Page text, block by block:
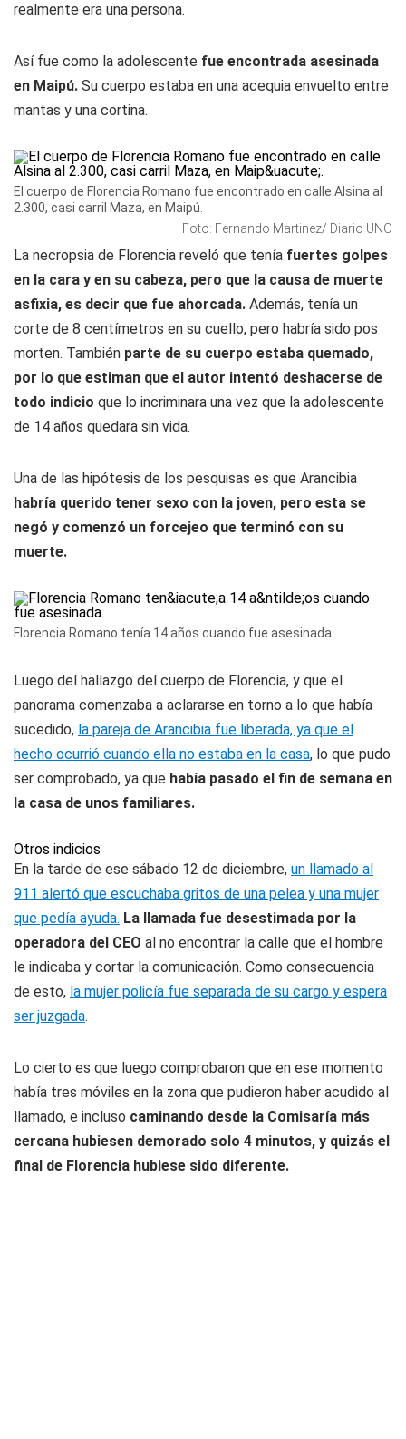
realmente era una persona.
Así fue como la adolescente fue encontrada asesinada
en Maipú. Su cuerpo estaba en una acequia envuelto entre
mantas y una cortina.
El cuerpo de Florencia Romano fue encontrado en calle Alsina al
2.300, casi carril Maza, en Maipú.
Foto: Fernando Martinez/ Diario UNO
La necropsia de Florencia reveló que tenía fuertes golpes
en la cara y en su cabeza, pero que la causa de muerte
asfixia, es decir que fue ahorcada. Además, tenía un
corte de 8 centímetros en su cuello, pero habría sido pos
morten. También parte de su cuerpo estaba quemado,
por lo que estiman que el autor intentó deshacerse de
todo indicio que lo incriminara una vez que la adolescente
de 14 años quedara sin vida.
Una de las hipótesis de los pesquisas es que Arancibia
habría querido tener sexo con la joven, pero esta se
negó y comenzó un forcejeo que terminó con su
muerte.
Florencia Romano tenía 14 años cuando fue asesinada.
Luego del hallazgo del cuerpo de Florencia, y que el
panorama comenzaba a aclararse en torno a lo que había
sucedido, la pareja de Arancibia fue liberada, ya que el
hecho ocurrió cuando ella no estaba en la casa, lo que pudo
ser comprobado, ya que había pasado el fin de semana en
la casa de unos familiares.
Otros indicios
En la tarde de ese sábado 12 de diciembre, un llamado al
911 alertó que escuchaba gritos de una pelea y una mujer
que pedía ayuda. La llamada fue desestimada por la
operadora del CEO al no encontrar la calle que el hombre
le indicaba y cortar la comunicación. Como consecuencia
de esto, la mujer policía fue separada de su cargo y espera
ser juzgada.
Lo cierto es que luego comprobaron que en ese momento
había tres móviles en la zona que pudieron haber acudido al
llamado, e incluso caminando desde la Comisaría más
cercana hubiesen demorado solo 4 minutos, y quizás el
final de Florencia hubiese sido diferente.